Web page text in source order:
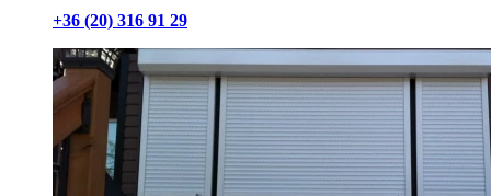
+36 (20) 316 91 29